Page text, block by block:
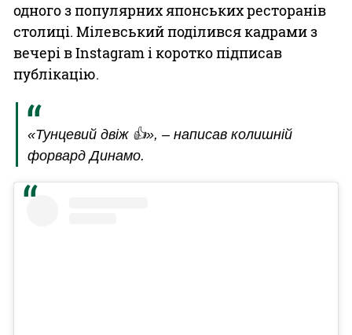
одного з популярних японських ресторанів
столиці. Мілевський поділився кадрами з
вечері в Instagram і коротко підписав
публікацію.
«Тунцевий двіж 👍», – написав колишній
форвард Динамо.